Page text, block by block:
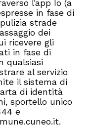
l’app Io (a
in fase di
strade
dei
ricevere gli
in fase di
qualsiasi
al servizio
il sistema di
di identità
sportello unico
e